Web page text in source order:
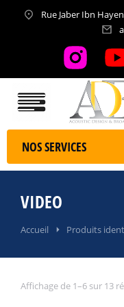
Rue Jaber Ibn
Nos services
NOS SERVICES
VIDEO
Vous êtes ici :
Accueil Produits
Affichage de 1–6 sur 13